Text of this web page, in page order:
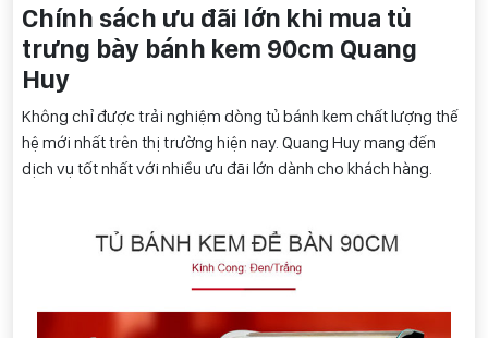
Chính sách ưu đãi lớn khi mua tủ
trưng bày bánh kem 90cm Quang
Huy
Không chỉ được trải nghiệm dòng tủ bánh kem chất lượng thế
hệ mới nhất trên thị trường hiện nay. Quang Huy mang đến
dịch vụ tốt nhất với nhiều ưu đãi lớn dành cho khách hàng.